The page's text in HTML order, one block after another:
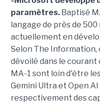
paramètres.Baptisé
langage de près de
actuellement en
Selon The
dévoilé dans le courant
MA-1 sont loin d'être
Gemini Ultra et Open
respectivement des